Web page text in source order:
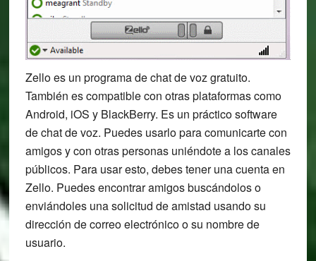
Zello es un programa de chat de voz gratuito.
También es compatible con otras plataformas como
Android, iOS y BlackBerry. Es un práctico software
de chat de voz. Puedes usarlo para comunicarte con
amigos y con otras personas uniéndote a los canales
públicos. Para usar esto, debes tener una cuenta en
Zello. Puedes encontrar amigos buscándolos o
enviándoles una solicitud de amistad usando su
dirección de correo electrónico o su nombre de
usuario.